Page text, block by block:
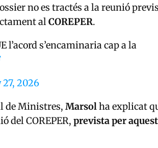
no es tractés a la reunió
alCOREPER.
s’encaminaria cap a la
2026
de Ministres, Marsolha explicat
delCOREPER, prevista per aquest